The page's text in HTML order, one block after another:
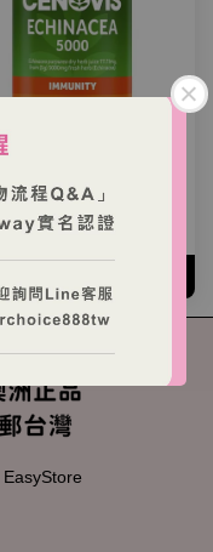
囊 60顆
NT$ 390 TWD
EasyStore